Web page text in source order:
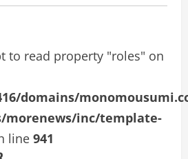
to read property "roles" on
domains/
inc/template-
line 941